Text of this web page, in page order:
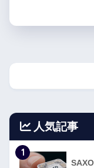
人気記事
1